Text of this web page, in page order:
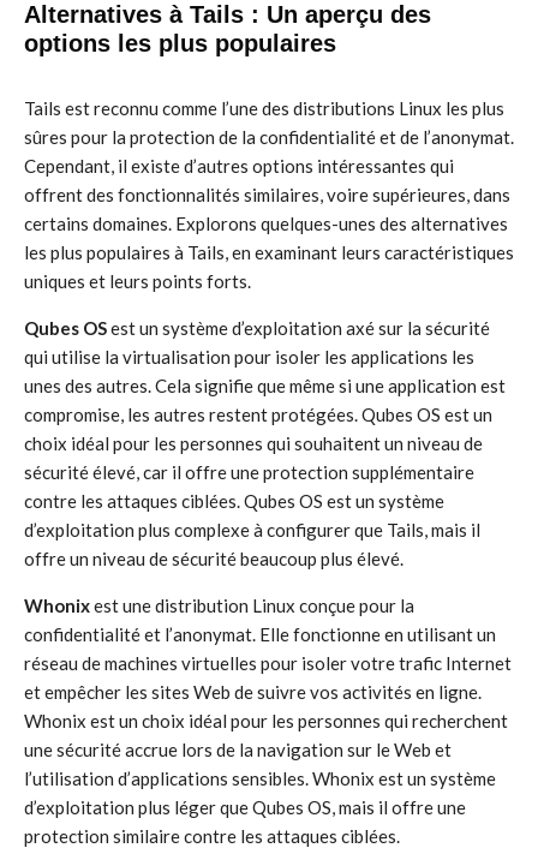
Alternatives à Tails : Un aperçu des
options les plus populaires
Tails est reconnu comme l’une des distributions Linux les plus
sûres pour la protection de la confidentialité et de l’anonymat.
Cependant, il existe d’autres options intéressantes qui
offrent des fonctionnalités similaires, voire supérieures, dans
certains domaines. Explorons quelques-unes des alternatives
les plus populaires à Tails, en examinant leurs caractéristiques
uniques et leurs points forts.
Qubes OSest un système d’exploitation axé sur la sécurité
qui utilise la virtualisation pour isoler les applications les
unes des autres. Cela signifie que même si une application est
compromise, les autres restent protégées. Qubes OS est un
choix idéal pour les personnes qui souhaitent un niveau de
sécurité élevé, car il offre une protection supplémentaire
contre les attaques ciblées. Qubes OS est un système
d’exploitation plus complexe à configurer que Tails, mais il
offre un niveau de sécurité beaucoup plus élevé.
Whonixest une distribution Linux conçue pour la
confidentialité et l’anonymat. Elle fonctionne en utilisant un
réseau de machines virtuelles pour isoler votre trafic Internet
et empêcher les sites Web de suivre vos activités en ligne.
Whonix est un choix idéal pour les personnes qui recherchent
une sécurité accrue lors de la navigation sur le Web et
l’utilisation d’applications sensibles. Whonix est un système
d’exploitation plus léger que Qubes OS, mais il offre une
protection similaire contre les attaques ciblées.